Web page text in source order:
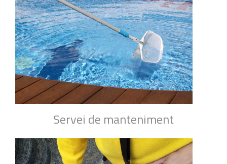
Servei de manteniment